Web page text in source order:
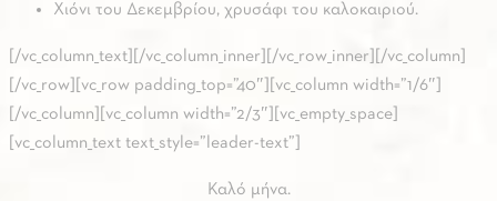
Χιόνι του Δεκεμβρίου, χρυσάφι του καλοκαιριού.
[/vc_column_text][/vc_column_inner][/vc_row_inner][/vc_column]
[/vc_row][vc_row padding_top=”40″][vc_column width=”1/6″]
[/vc_column][vc_column width=”2/3″][vc_empty_space]
[vc_column_text text_style=”leader-text”]
Καλό μήνα.